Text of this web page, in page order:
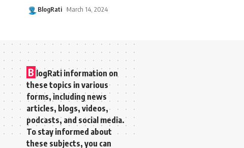
BlogRati March 14, 2024
B logRati information on
these topics in various
forms, including news
articles, blogs, videos,
podcasts, and social media.
To stay informed about
these subjects, you can